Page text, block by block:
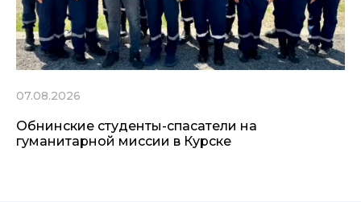
07.08.2026
Обнинские студенты-спасатели на
гуманитарной миссии в Курске